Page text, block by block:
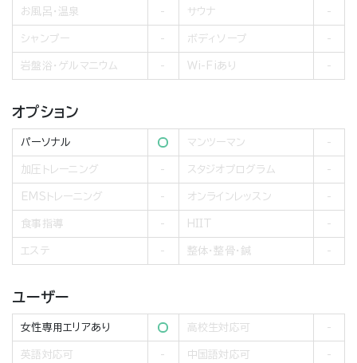
お風呂・温泉 サウナ
シャンプー ボディソープ
岩盤浴・ゲルマニウム Wi-Fiあり
オプション
パーソナル マンツーマン
加圧トレーニング スタジオプログラム
EMSトレーニング オンラインレッスン
食事指導 HIIT
エステ 整体・整骨・鍼
ユーザー
女性専用エリアあり 高校生対応可
英語対応可 中国語対応可